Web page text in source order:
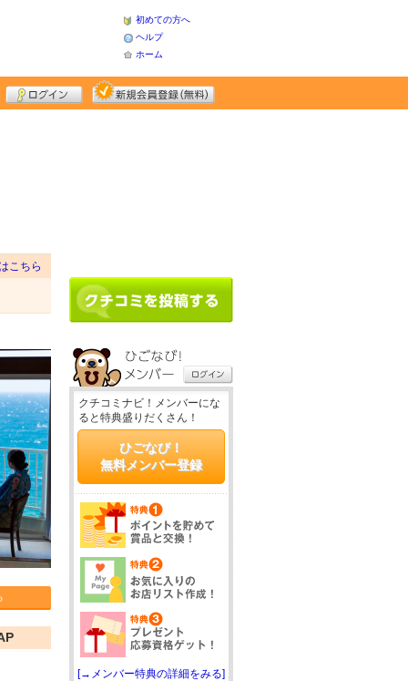
初めての方へ
ヘルプ
ホーム
こちら
クチコミナビ！メンバーにな
ると特典盛りだくさん！
ひごなび！
無料メンバー登録
[→メンバー特典の詳細をみる]